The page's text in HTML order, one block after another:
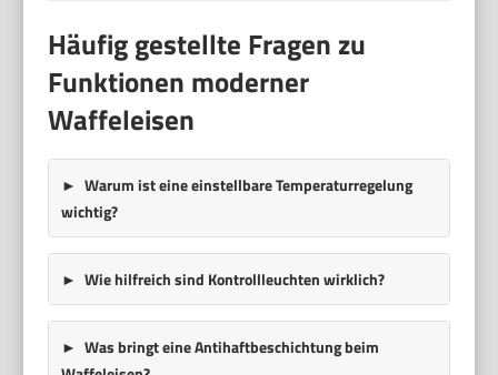
Häufig gestellte Fragen zu
Funktionen moderner
Waffeleisen
Warum ist eine einstellbare Temperaturregelung
wichtig?
Wie hilfreich sind Kontrollleuchten wirklich?
Was bringt eine Antihaftbeschichtung beim